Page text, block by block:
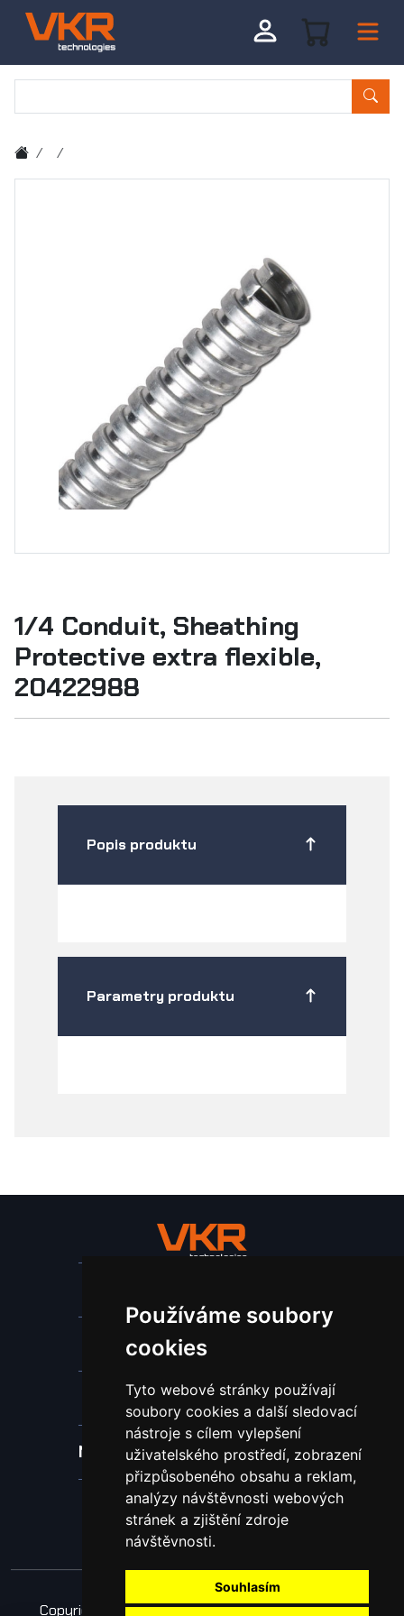
Používáme soubory
cookies
Tyto webové stránky používají
soubory cookies a další sledovací
nástroje s cílem vylepšení
uživatelského prostředí, zobrazení
přizpůsobeného obsahu a reklam,
analýzy návštěvnosti webových
stránek a zjištění zdroje
návštěvnosti.
Souhlasím
1/4 Conduit, Sheathing
Protective extra flexible,
20422988
Popis produktu
Parametry produktu
Nástroje pro ohraňovací lisy
Spotřební materiál a nástroje
Náhradní díly pro vodní paprsek
Laserové svařování
Copyright © 2026 Všechna práva vyhrazena